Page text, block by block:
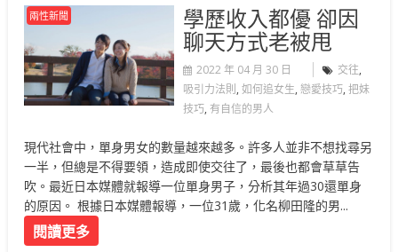
兩性新聞 學歷收入都優 卻因
聊天方式老被甩
2022 年 04 月 30 日 交往,
吸引力法則 ,如何追女生,戀愛技巧,把妹
技巧, 有自信的男人
現代社會中，單身男女的數量越來越多。許多人並非不想找尋另
一半，但總是不得要領，造成即使交往了，最後也都會草草告
吹。最近日本媒體就報導一位單身男子，分析其年過30還單身
的原因。 根據日本媒體報導，一位31歲，化名柳田隆的男...
閱讀更多